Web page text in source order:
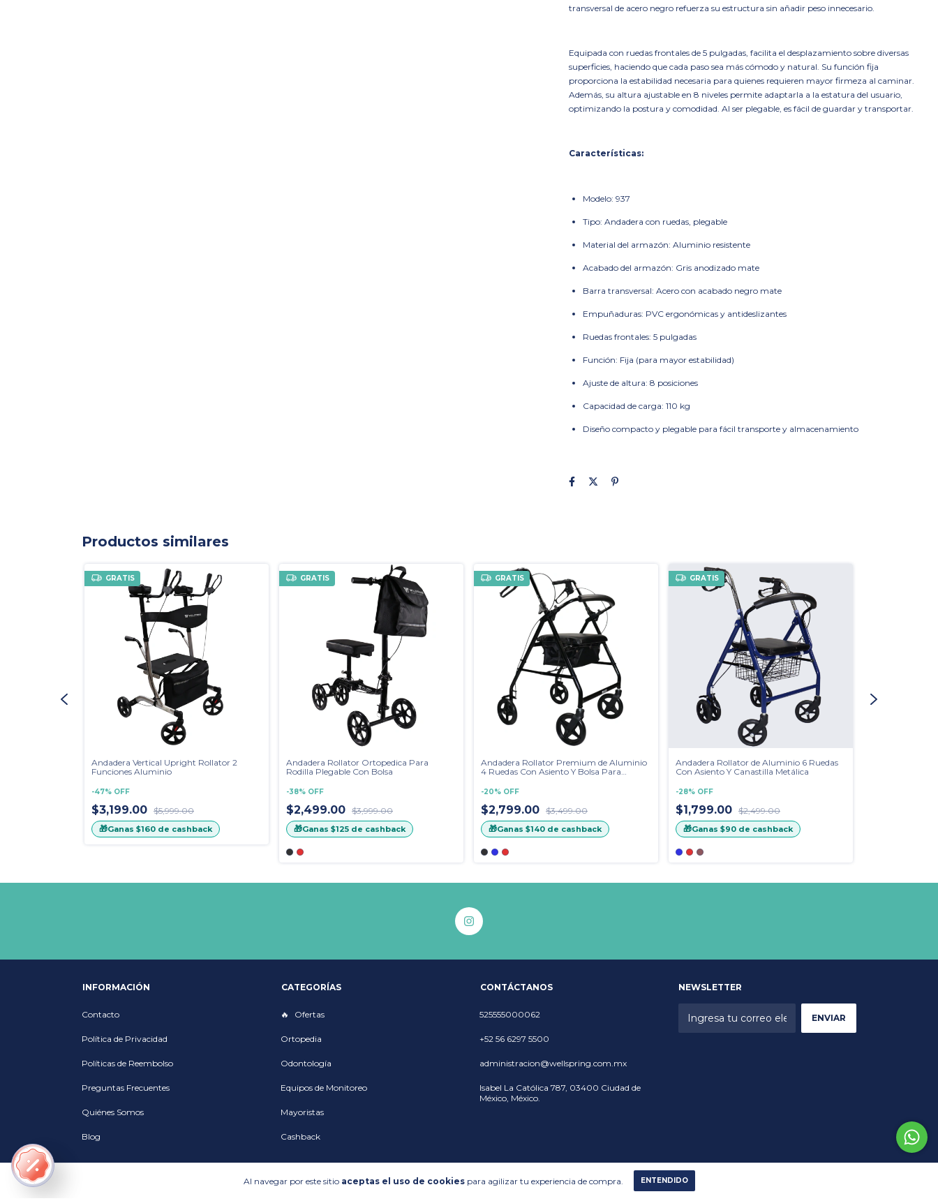
Al navegar por este sitio aceptas el uso de cookiespara agilizar tu experiencia de compra. ENTENDIDO
transversal de acero negro refuerza su estructura sin añadir peso innecesario.
Equipada con ruedas frontales de 5 pulgadas, facilita el desplazamiento sobre diversas
superficies, haciendo que cada paso sea más cómodo y natural. Su función fija
proporciona la estabilidad necesaria para quienes requieren mayor firmeza al caminar.
Además, su altura ajustable en 8 niveles permite adaptarla a la estatura del usuario,
optimizando la postura y comodidad. Al ser plegable, es fácil de guardar y transportar.
Características:
Modelo: 937
Tipo: Andadera con ruedas, plegable
Material del armazón: Aluminio resistente
Acabado del armazón: Gris anodizado mate
Barra transversal: Acero con acabado negro mate
Empuñaduras: PVC ergonómicas y antideslizantes
Ruedas frontales: 5 pulgadas
Función: Fija (para mayor estabilidad)
Ajuste de altura: 8 posiciones
Capacidad de carga: 110 kg
Diseño compacto y plegable para fácil transporte y almacenamiento
Productos similares
GRATIS
Andadera Vertical Upright Rollator 2
Funciones Aluminio
-47% OFF
$3,199.00 $5,999.00
🎁Ganas $160 de cashback
GRATIS
Andadera Rollator Ortopedica Para
Rodilla Plegable Con Bolsa
-38% OFF
$2,499.00 $3,999.00
🎁Ganas $125 de cashback
GRATIS
Andadera Rollator Premium de Aluminio
4 Ruedas Con Asiento Y Bolsa Para
-20% OFF
$2,799.00 $3,499.00
🎁Ganas $140 de cashback
GRATIS
Andadera Rollator de Aluminio 6 Ruedas
Con Asiento Y Canastilla Metálica
-28% OFF
$1,799.00 $2,499.00
🎁Ganas $90 de cashback
INFORMACIÓN
Contacto
Política de Privacidad
Políticas de Reembolso
Preguntas Frecuentes
Quiénes Somos
Blog
CATEGORÍAS
Ofertas
Ortopedia
Odontología
Equipos de Monitoreo
Mayoristas
Cashback
CONTÁCTANOS
525555000062
+52 56 6297 5500
administracion@wellspring.com.mx
Isabel La Católica 787, 03400 Ciudad de
México, México.
NEWSLETTER